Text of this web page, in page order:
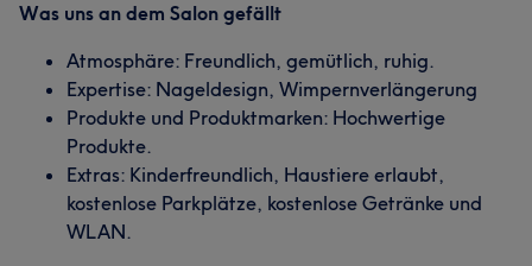
Was uns an dem Salon gefällt
Atmosphäre: Freundlich, gemütlich, ruhig.
Expertise: Nageldesign, Wimpernverlängerung
Produkte und Produktmarken: Hochwertige
Produkte.
Extras: Kinderfreundlich, Haustiere erlaubt,
kostenlose Parkplätze, kostenlose Getränke und
WLAN.